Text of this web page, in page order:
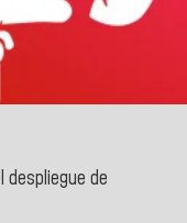
de